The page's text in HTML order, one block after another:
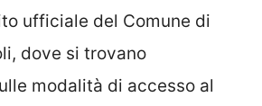
ufficiale del Comune di
dove si trovano
modalità di accesso al